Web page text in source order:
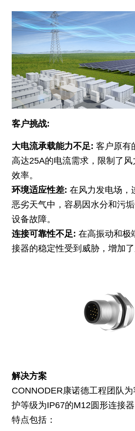
客户挑战:
大电流承载能力不足: 客户原有
高达25A的电流需求，限制了
效率。
环境适应性差: 在风力发电场，
恶劣天气中，容易因水分和污
设备故障。
连接可靠性不足: 在高振动和极
接器的稳定性受到威胁，增加了
解决方案
CONNODER康诺德工程团队
护等级为IP67的M12圆形连接
特点包括：